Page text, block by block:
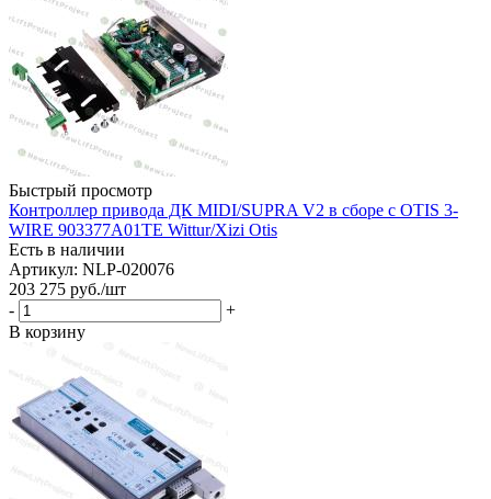
Быстрый просмотр
Контроллер привода ДК MIDI/SUPRA V2 в сборе с OTIS 3-
WIRE 903377A01TE Wittur/Xizi Otis
Есть в наличии
Артикул: NLP-020076
203 275 руб./шт
-
+
В корзину